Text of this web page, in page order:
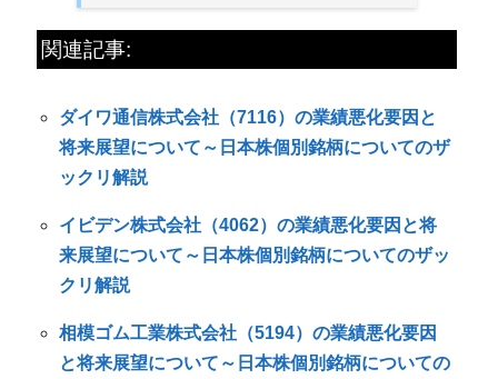
関連記事:
ダイワ通信株式会社（7116）の業績悪化要因と
将来展望について～日本株個別銘柄についてのザ
ックリ解説
イビデン株式会社（4062）の業績悪化要因と将
来展望について～日本株個別銘柄についてのザッ
クリ解説
相模ゴム工業株式会社（5194）の業績悪化要因
と将来展望について～日本株個別銘柄についての